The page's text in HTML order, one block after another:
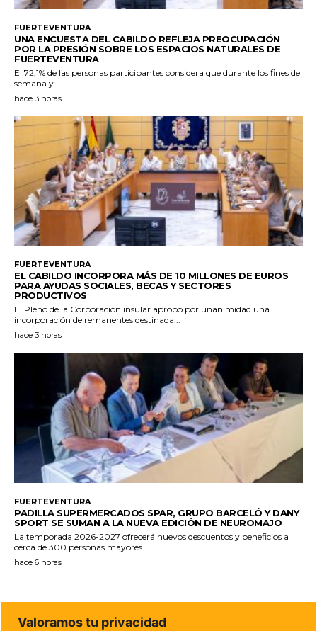
FUERTEVENTURA
UNA ENCUESTA DEL CABILDO REFLEJA PREOCUPACIÓN
POR LA PRESIÓN SOBRE LOS ESPACIOS NATURALES DE
FUERTEVENTURA
El 72,1% de las personas participantes considera que durante los fines de
semana y...
hace 3 horas
FUERTEVENTURA
EL CABILDO INCORPORA MÁS DE 10 MILLONES DE EUROS
PARA AYUDAS SOCIALES, BECAS Y SECTORES
PRODUCTIVOS
El Pleno de la Corporación insular aprobó por unanimidad una
incorporación de remanentes destinada...
hace 3 horas
FUERTEVENTURA
PADILLA SUPERMERCADOS SPAR, GRUPO BARCELÓ Y DANY
SPORT SE SUMAN A LA NUEVA EDICIÓN DE NEUROMAJO
La temporada 2026-2027 ofrecerá nuevos descuentos y beneficios a
cerca de 300 personas mayores...
hace 6 horas